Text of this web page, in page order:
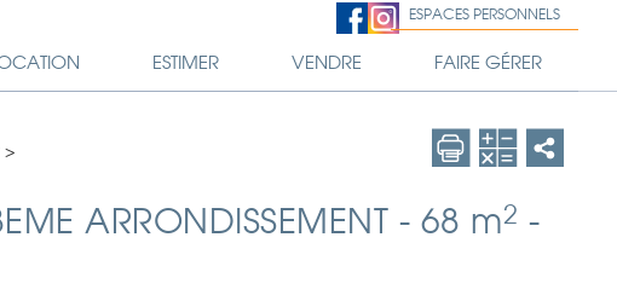
ESPACES PERSONNELS
ESTIMER VENDRE FAIRE GÉRER
>
ARRONDISSEMENT - 68 m2 -